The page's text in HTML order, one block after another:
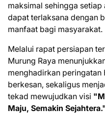
maksimal sehingga
dapat terlaksana dengan
manfaat bagi masyarakat.
Melalui rapat persiapan
Murung Raya
menghadirkan
berkesan, sekaligus
tekad mewujudkan visi
Maju, Semakin